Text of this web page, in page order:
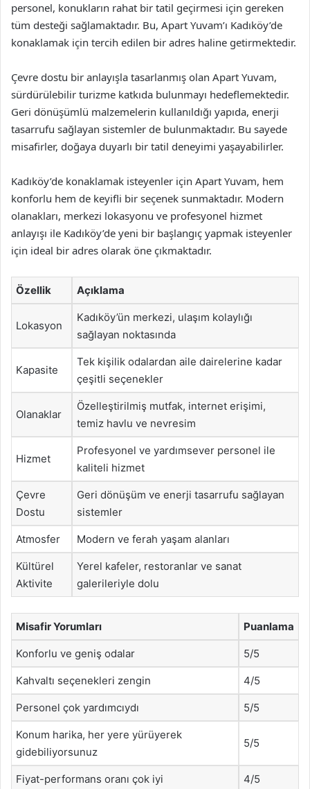
personel, konukların rahat bir tatil geçirmesi için gereken
tüm desteği sağlamaktadır. Bu, Apart Yuvam’ı Kadıköy’de
konaklamak için tercih edilen bir adres haline getirmektedir.
Çevre dostu bir anlayışla tasarlanmış olan Apart Yuvam,
sürdürülebilir turizme katkıda bulunmayı hedeflemektedir.
Geri dönüşümlü malzemelerin kullanıldığı yapıda, enerji
tasarrufu sağlayan sistemler de bulunmaktadır. Bu sayede
misafirler, doğaya duyarlı bir tatil deneyimi yaşayabilirler.
Kadıköy’de konaklamak isteyenler için Apart Yuvam, hem
konforlu hem de keyifli bir seçenek sunmaktadır. Modern
olanakları, merkezi lokasyonu ve profesyonel hizmet
anlayışı ile Kadıköy’de yeni bir başlangıç yapmak isteyenler
için ideal bir adres olarak öne çıkmaktadır.
Özellik Açıklama
Lokasyon
Kadıköy’ün merkezi, ulaşım kolaylığı
sağlayan noktasında
Kapasite
Tek kişilik odalardan aile dairelerine kadar
çeşitli seçenekler
Olanaklar
Özelleştirilmiş mutfak, internet erişimi,
temiz havlu ve nevresim
Hizmet
Profesyonel ve yardımsever personel ile
kaliteli hizmet
Çevre
Dostu
Geri dönüşüm ve enerji tasarrufu sağlayan
sistemler
Atmosfer Modern ve ferah yaşam alanları
Kültürel
Aktivite
Yerel kafeler, restoranlar ve sanat
galerileriyle dolu
Misafir Yorumları Puanlama
Konforlu ve geniş odalar 5/5
Kahvaltı seçenekleri zengin 4/5
Personel çok yardımcıydı 5/5
Konum harika, her yere yürüyerek
gidebiliyorsunuz
5/5
Fiyat-performans oranı çok iyi 4/5